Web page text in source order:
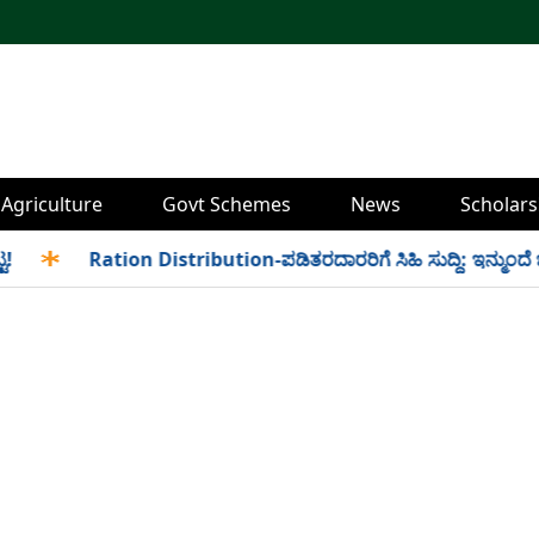
Agriculture Govt Schemes News
Ration Distribution-ಪಡಿತರದಾರರಿಗೆ ಸಿಹಿ ಸುದ್ದಿ: ಇನ್ಮುಂದೆ